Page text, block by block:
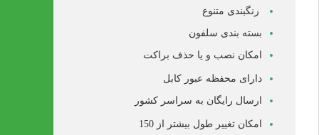
رنگبندی متنوع
بسته بندی سلفون
امکان نصب و یا حذف براکت
دارای محفظه عبور کابل
ارسال رایگان به سراسر کشور
امکان تغییر طول بیشتر از 150